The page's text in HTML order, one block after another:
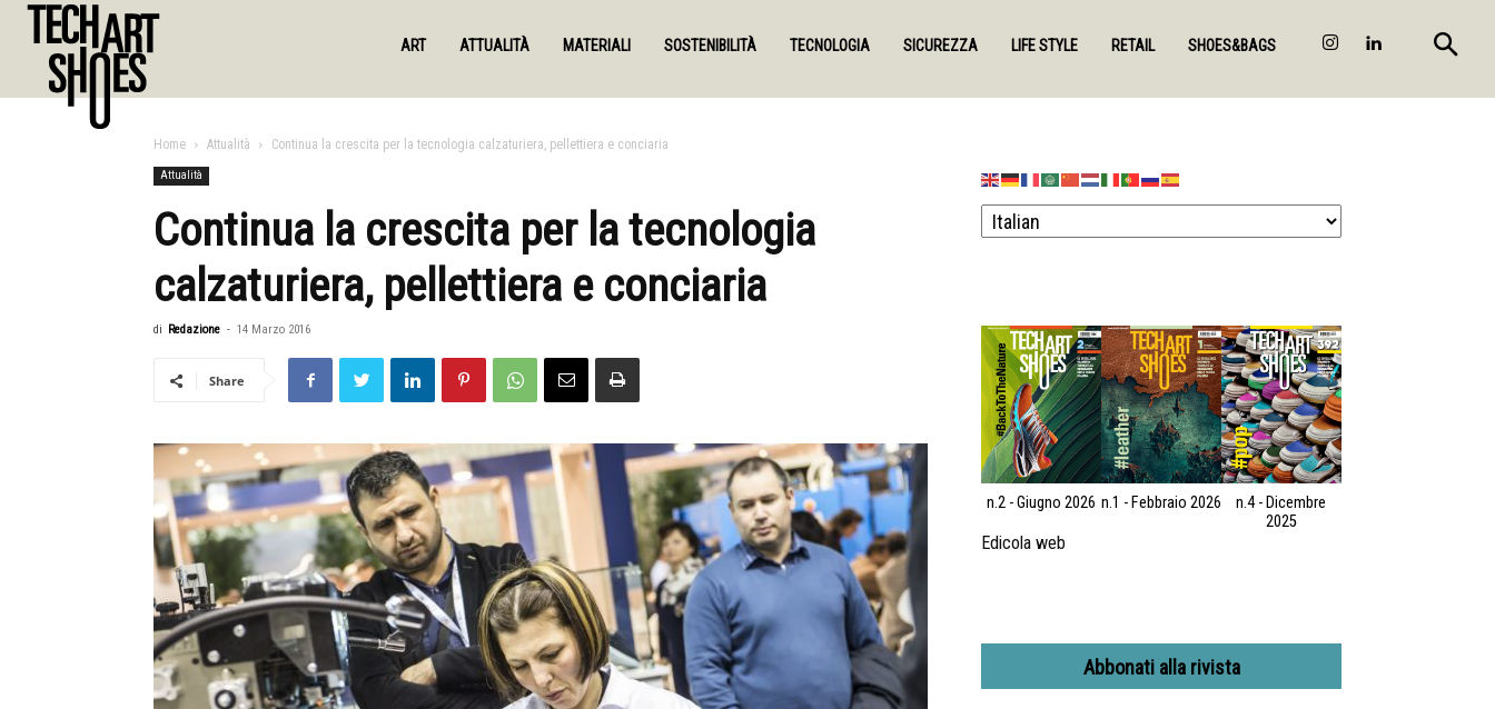
ART ATTUALITÀ MATERIALI SOSTENIBILITÀ TECNOLOGIA SICUREZZA LIFE STYLE RETAIL SHOES&BAGS
Home Attualità Continua la crescita per la tecnologia calzaturiera, pellettiera e conciaria
Attualità
Continua la crescita per la tecnologia
calzaturiera, pellettiera e conciaria
di Redazione - 14 Marzo 2016
Share
n.2 - Giugno 2026 n.1 - Febbraio 2026
n.4 - Dicembre
2025
Edicola web
Abbonati alla rivista